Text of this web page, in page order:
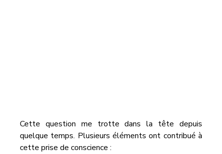
Cette question me trotte dans la tête depuis
quelque temps. Plusieurs éléments ont contribué à
cette prise de conscience :